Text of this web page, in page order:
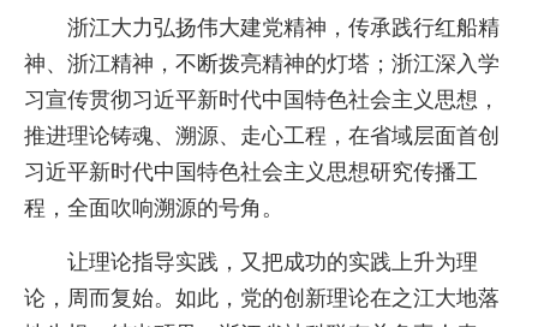
浙江大力弘扬伟大建党精神，传承践行红船精
神、浙江精神，不断拨亮精神的灯塔；浙江深入学
习宣传贯彻习近平新时代中国特色社会主义思想，
推进理论铸魂、溯源、走心工程，在省域层面首创
习近平新时代中国特色社会主义思想研究传播工
程，全面吹响溯源的号角。
让理论指导实践，又把成功的实践上升为理
论，周而复始。如此，党的创新理论在之江大地落